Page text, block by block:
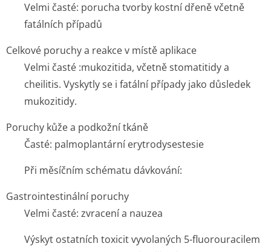
Velmi časté: porucha tvorby kostní dřeně včetně
fatálních případů
Celkové poruchy a reakce v místě aplikace
Velmi časté :mukozitida, včetně stomatitidy a
cheilitis. Vyskytly se i fatální případy jako důsledek
mukozitidy.
Poruchy kůže a podkožní tkáně
Časté: palmoplantární erytrodysestesie
Při měsíčním schématu dávkování:
Gastrointestinální poruchy
Velmi časté: zvracení a nauzea
Výskyt ostatních toxicit vyvolaných 5-fluorouracilem